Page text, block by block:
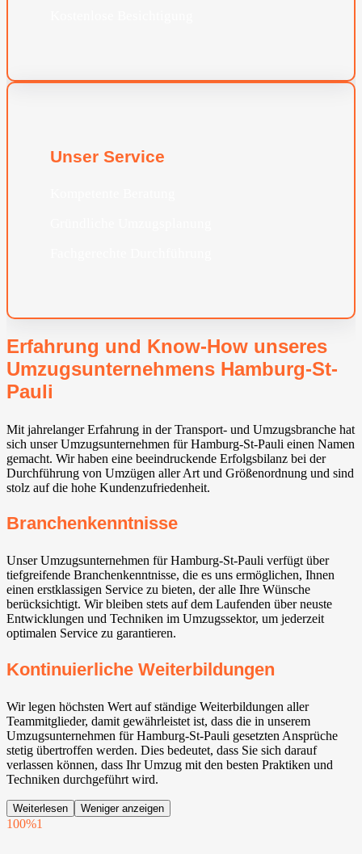
Unser Service
Erfahrung und Know-How unseres
Umzugsunternehmens Hamburg-St-
Pauli
Mit jahrelanger Erfahrung in der Transport- und Umzugsbranche hat
sich unser Umzugsunternehmen für Hamburg-St-Pauli einen Namen
gemacht. Wir haben eine beeindruckende Erfolgsbilanz bei der
Durchführung von Umzügen aller Art und Größenordnung und sind
stolz auf die hohe Kundenzufriedenheit.
Branchenkenntnisse
Unser Umzugsunternehmen für Hamburg-St-Pauli verfügt über
tiefgreifende Branchenkenntnisse, die es uns ermöglichen, Ihnen
einen erstklassigen Service zu bieten, der alle Ihre Wünsche
berücksichtigt. Wir bleiben stets auf dem Laufenden über neuste
Entwicklungen und Techniken im Umzugssektor, um jederzeit
optimalen Service zu garantieren.
Kontinuierliche Weiterbildungen
Wir legen höchsten Wert auf ständige Weiterbildungen aller
Teammitglieder, damit gewährleistet ist, dass die in unserem
Umzugsunternehmen für Hamburg-St-Pauli gesetzten Ansprüche
stetig übertroffen werden. Dies bedeutet, dass Sie sich darauf
verlassen können, dass Ihr Umzug mit den besten Praktiken und
Techniken durchgeführt wird.
Weiterlesen Weniger anzeigen
100%1